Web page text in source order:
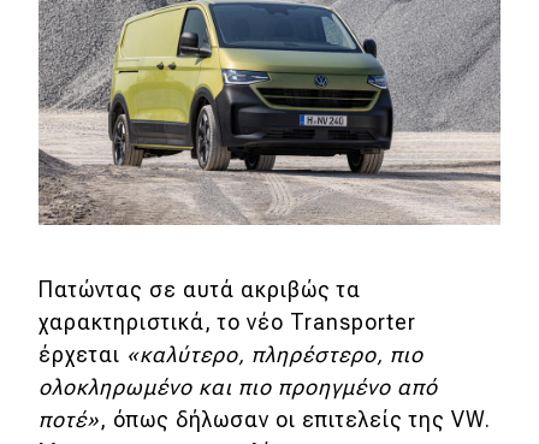
Μεταχειρισμένο
Οδηγός αγοράς
Συμβουλές
Χρηστικά
Συμβουλές
ΚΤΕΟ
Οδική βοήθεια
Πατώντας σε αυτά ακριβώς τα
χαρακτηριστικά, το νέο Transporter
έρχεται «καλύτερο, πληρέστερο, πιο
ολοκληρωμένο και πιο προηγμένο από
ποτέ», όπως δήλωσαν οι επιτελείς της VW.